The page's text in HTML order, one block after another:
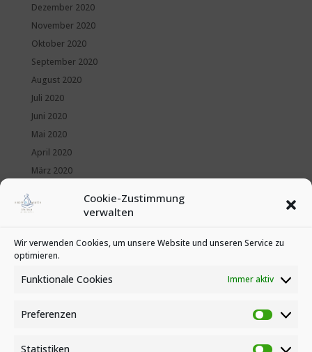
Cookie-Zustimmung
verwalten
Wir verwenden Cookies, um unsere Website und unseren Service zu
optimieren.
Funktionale Cookies Immer aktiv
Preferenzen
Statistiken
Dezember 2020
November 2020
Oktober 2020
September 2020
August 2020
Juli 2020
Juni 2020
Mai 2020
April 2020
März 2020
Januar 2020
Kategorien
News
Veranstaltungen